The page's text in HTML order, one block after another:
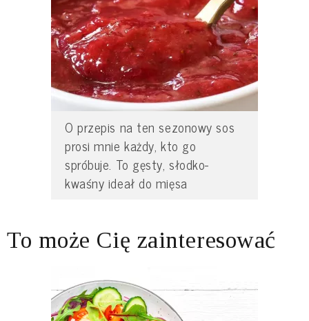
O przepis na ten sezonowy sos
prosi mnie każdy, kto go
spróbuje. To gęsty, słodko-
kwaśny ideał do mięsa
To może Cię zainteresować